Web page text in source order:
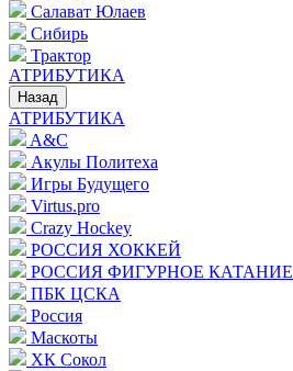
Салават Юлаев
Сибирь
Трактор
АТРИБУТИКА
Назад
АТРИБУТИКА
A&C
Акулы Политеха
Игры Будущего
Virtus.pro
Crazy Hockey
РОССИЯ ХОККЕЙ
РОССИЯ ФИГУРНОЕ КАТАНИЕ
ПБК ЦСКА
Россия
Маскоты
ХК Сокол